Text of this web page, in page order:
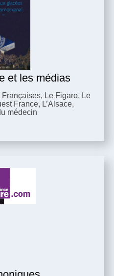
et les médias
Le Figaro, Le
France, L’Alsace,
médecin